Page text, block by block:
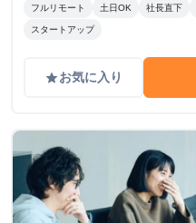
フルリモート 土日OK 社長直下
スタートアップ
gradeお気に入り